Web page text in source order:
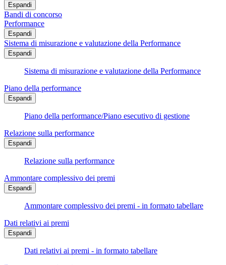
Espandi
Bandi di concorso
Performance
Espandi
Sistema di misurazione e valutazione della Performance
Espandi
Sistema di misurazione e valutazione della Performance
Piano della performance
Espandi
Piano della performance/Piano esecutivo di gestione
Relazione sulla performance
Espandi
Relazione sulla performance
Ammontare complessivo dei premi
Espandi
Ammontare complessivo dei premi - in formato tabellare
Dati relativi ai premi
Espandi
Dati relativi ai premi - in formato tabellare